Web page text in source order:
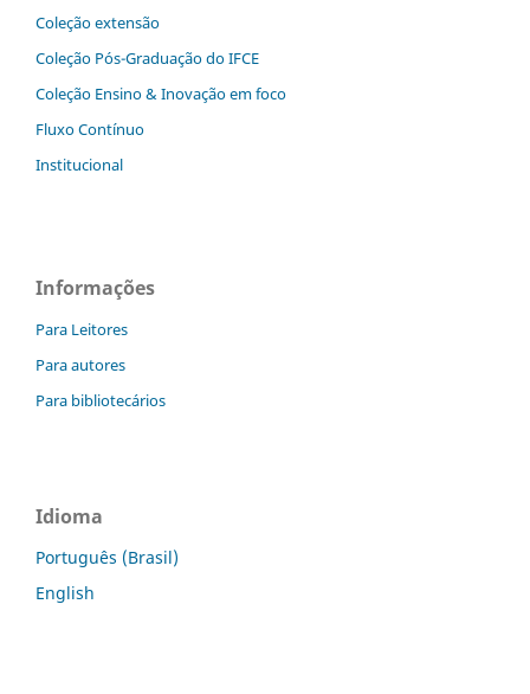
Coleção extensão
Coleção Pós-Graduação do IFCE
Coleção Ensino & Inovação em foco
Fluxo Contínuo
Institucional
Informações
Para Leitores
Para autores
Para bibliotecários
Idioma
Português (Brasil)
English